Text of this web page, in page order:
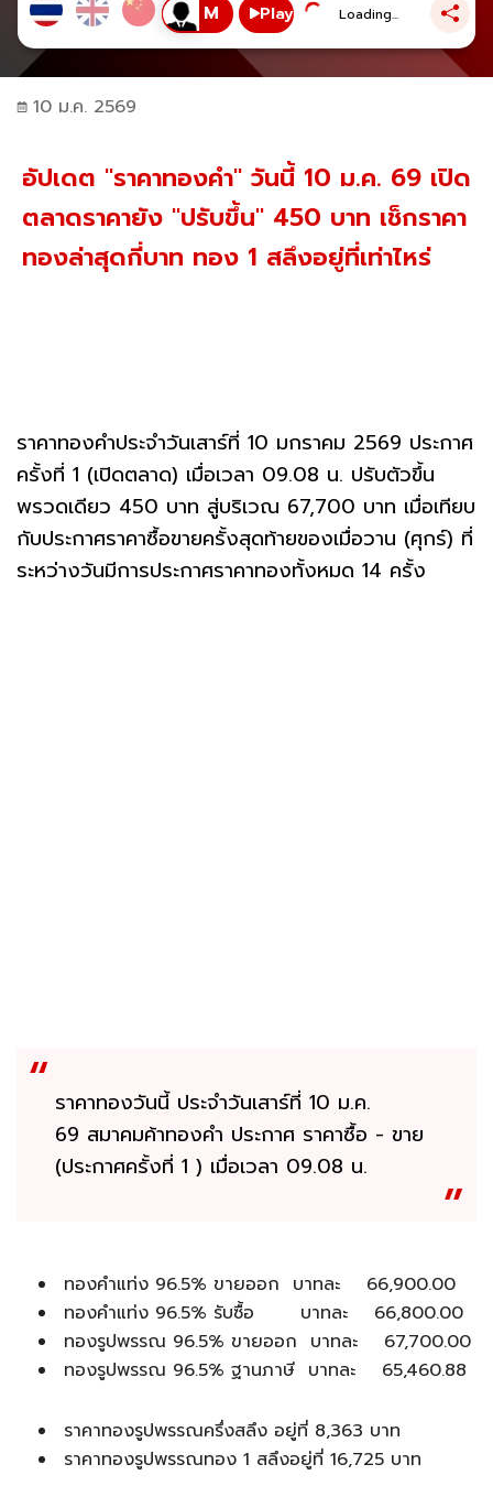
Play Loading...
10 ม.ค. 2569
อัปเดต "ราคาทองคำ" วันนี้ 10 ม.ค. 69 เปิด
ตลาดราคายัง "ปรับขึ้น" 450 บาท เช็กราคา
ทองล่าสุดกี่บาท ทอง 1 สลึงอยู่ที่เท่าไหร่
ราคาทองคําประจำวันเสาร์ที่ 10 มกราคม 2569 ประกาศ
ครั้งที่ 1 (เปิดตลาด) เมื่อเวลา 09.08 น. ปรับตัวขึ้น
พรวดเดียว 450 บาท สู่บริเวณ 67,700 บาท เมื่อเทียบ
กับประกาศราคาซื้อขายครั้งสุดท้ายของเมื่อวาน (ศุกร์) ที่
ระหว่างวันมีการประกาศราคาทองทั้งหมด 14 ครั้ง
ราคาทองวันนี้ ประจำวันเสาร์ที่ 10 ม.ค.
69 สมาคมค้าทองคำ ประกาศ ราคาซื้อ - ขาย
(ประกาศครั้งที่ 1 ) เมื่อเวลา 09.08 น.
ทองคำแท่ง 96.5% ขายออก บาทละ 66,900.00
ทองคำแท่ง 96.5% รับซื้อ บาทละ 66,800.00
ทองรูปพรรณ 96.5% ขายออก บาทละ 67,700.00
ทองรูปพรรณ 96.5% ฐานภาษี บาทละ 65,460.88
ราคาทองรูปพรรณครึ่งสลึง อยู่ที่ 8,363 บาท
ราคาทองรูปพรรณทอง 1 สลึงอยู่ที่ 16,725 บาท